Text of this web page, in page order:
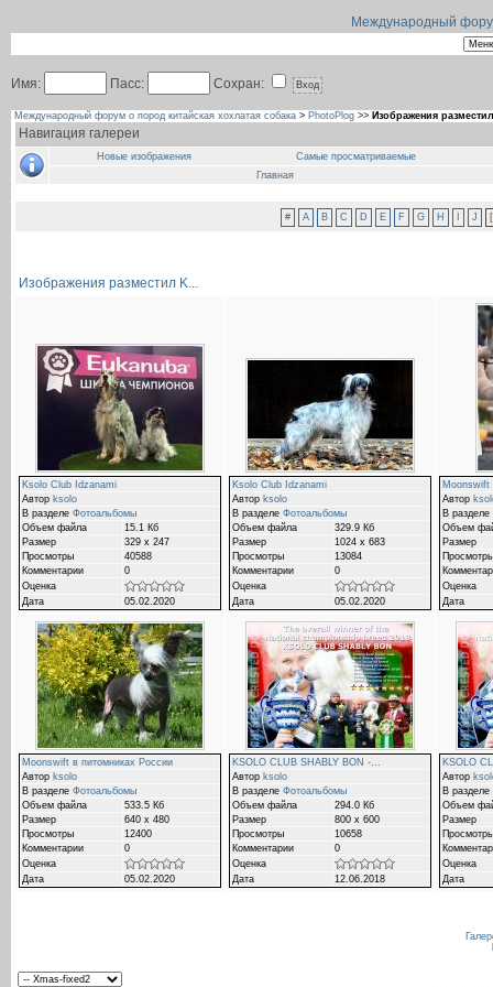
Международный
Имя: Пасс: Сохран:
Международный форум о пород китайская хохлатая собака > PhotoPlog >> Изображения
Навигация галереи
Новые изображения
Самые просматриваемые
Главная
# A B C D E F G H J [
Изображения разместил K...
Ksolo Club Idzanami
Автор ksolo
В разделе Фотоальбомы
Объем файла
15.1 Кб
Размер
329 x 247
Просмотры
40588
Комментарии
0
Оценка
Дата
05.02.2020
Ksolo Club Idzanami
Автор ksolo
В разделе Фотоальбомы
Объем файла
329.9 Кб
Размер
1024 x 683
Просмотры
13084
Комментарии
0
Оценка
Дата
05.02.2020
Moonswift
Автор
В разделе
Объем
Размер
Просмотры
Оценка
Дата
Moonswift в питомниках России
Автор ksolo
В разделе Фотоальбомы
Объем файла
533.5 Кб
Размер
640 x 480
Просмотры
12400
Комментарии
0
Оценка
Дата
05.02.2020
KSOLO CLUB SHABLY BON -...
Автор ksolo
В разделе Фотоальбомы
Объем файла
294.0 Кб
Размер
800 x 600
Просмотры
10658
Комментарии
0
Оценка
Дата
12.06.2018
KSOLO
Автор
В разделе
Объем
Размер
Просмотры
Оценка
Дата